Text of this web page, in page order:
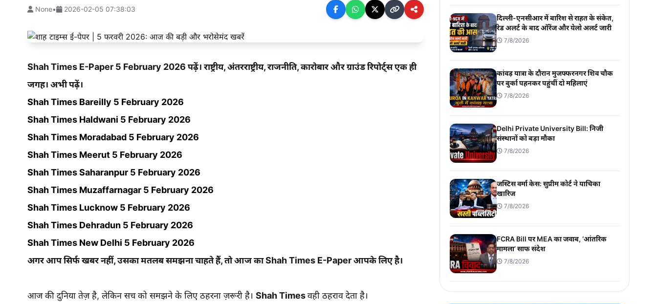
None• 2026-02-05 07:38:03
Shah Times E-Paper 5 February 2026 पढ़ें। राष्ट्रीय, अंतरराष्ट्रीय, राजनीति, कारोबार और ग्राउंड रिपोर्ट्स एक ही
जगह। अभी पढ़ें।
Shah Times Bareilly 5 February 2026
Shah Times Haldwani 5 February 2026
Shah Times Moradabad 5 February 2026
Shah Times Meerut 5 February 2026
Shah Times Saharanpur 5 February 2026
Shah Times Muzaffarnagar 5 February 2026
Shah Times Lucknow 5 February 2026
Shah Times Dehradun 5 February 2026
Shah Times New Delhi 5 February 2026
अगर आप सिर्फ खबर नहीं, उसका मतलब समझना चाहते हैं, तो आज का Shah Times E-Paper आपके लिए है।
आज की दुनिया तेज़ है, लेकिन सच को समझने के लिए ठहरना ज़रूरी है। Shah Timesवही ठहराव देता है।
दिल्ली-एनसीआर में बारिश से राहत के संकेत,
रेड अलर्ट के बाद ऑरेंज और येलो अलर्ट जारी
7/8/2026
कांवड़ यात्रा के दौरान मुजफ्फरनगर शिव चौक
पर बुर्का पहनकर पहुंचीं दो महिलाएं
7/8/2026
Delhi Private University Bill: निजी
संस्थानों को बड़ा मौका
7/8/2026
जस्टिस वर्मा केस: सुप्रीम कोर्ट ने याचिका
खारिज
7/8/2026
FCRA Bill पर MEA का जवाब, ‘आंतरिक
मामला’ साफ संदेश
7/8/2026